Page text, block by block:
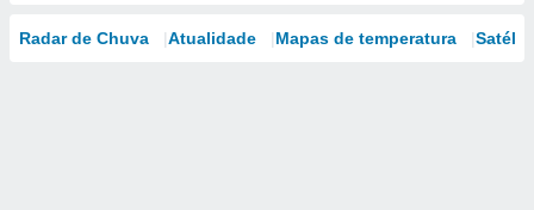
Radar de Chuva Atualidade Mapas de temperatura